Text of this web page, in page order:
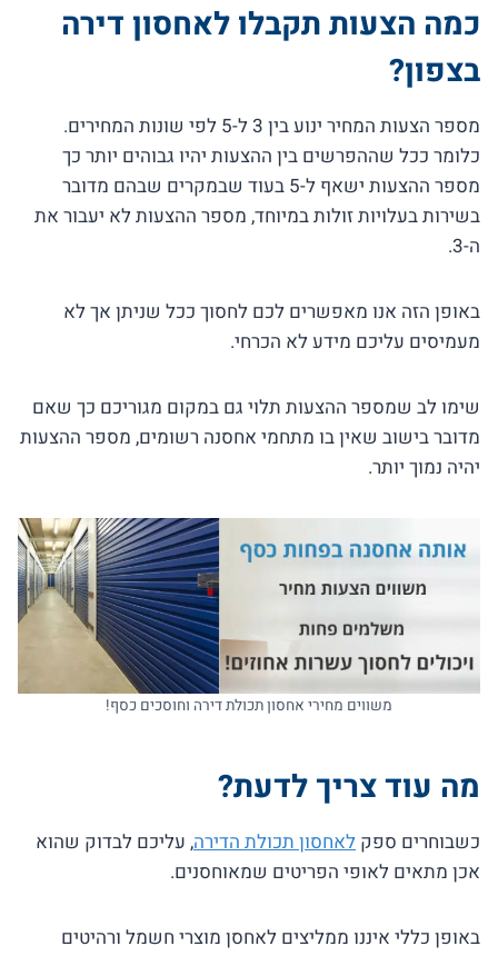
כמה הצעות תקבלו לאחסון דירה
בצפון?
מספר הצעות המחיר ינוע בין 3 ל-5 לפי שונות המחירים.
כלומר ככל שההפרשים בין ההצעות יהיו גבוהים יותר כך
מספר ההצעות ישאף ל-5 בעוד שבמקרים שבהם מדובר
בשירות בעלויות זולות במיוחד, מספר ההצעות לא יעבור את
ה-3.
באופן הזה אנו מאפשרים לכם לחסוך ככל שניתן אך לא
מעמיסים עליכם מידע לא הכרחי.
שימו לב שמספר ההצעות תלוי גם במקום מגוריכם כך שאם
מדובר בישוב שאין בו מתחמי אחסנה רשומים, מספר ההצעות
יהיה נמוך יותר.
משווים מחירי אחסון תכולת דירה וחוסכים כסף!
מה עוד צריך לדעת?
כשבוחרים ספק לאחסון תכולת הדירה, עליכם לבדוק שהוא
אכן מתאים לאופי הפריטים שמאוחסנים.
באופן כללי איננו ממליצים לאחסן מוצרי חשמל ורהיטים